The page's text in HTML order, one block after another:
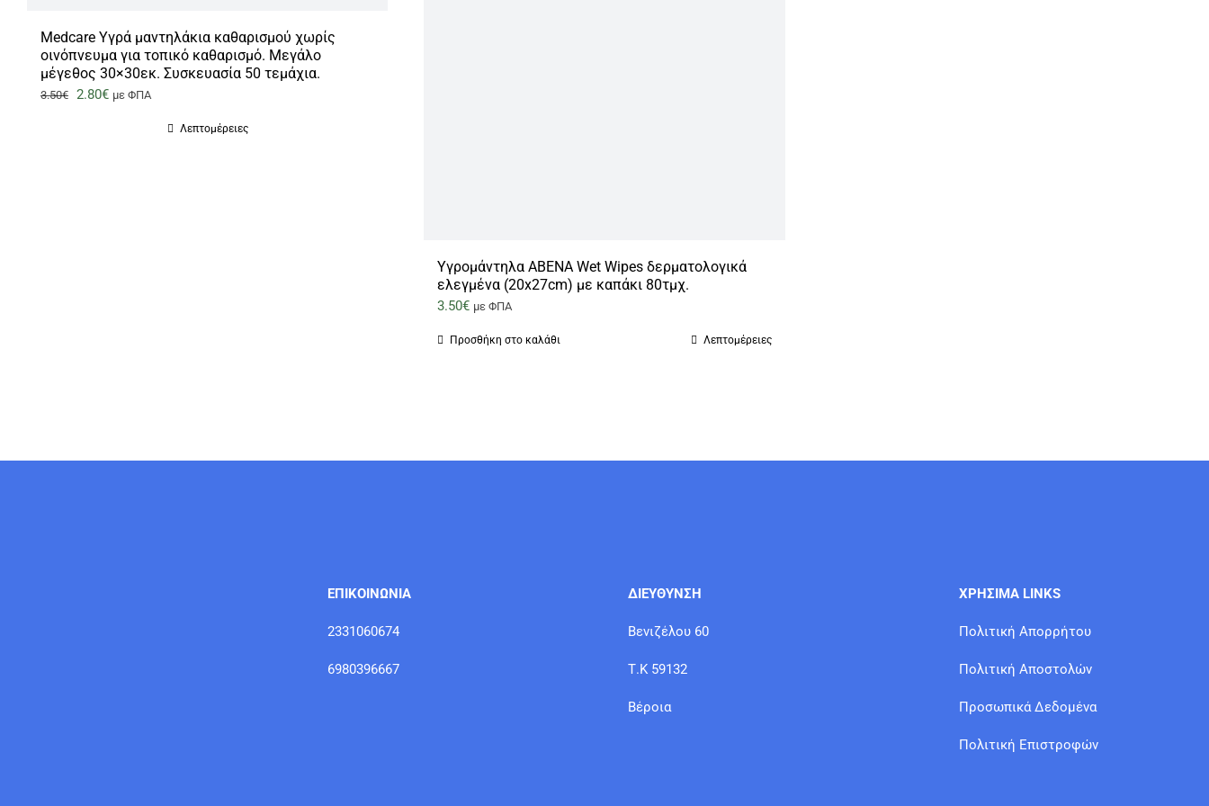
Medcare Υγρά μαντηλάκια καθαρισμού χωρίς
οινόπνευμα για τοπικό καθαρισμό. Μεγάλο
μέγεθος 30×30εκ. Συσκευασία 50 τεμάχια.
3.50€ Original
2.80€Ημε ΦΠΑ
Λεπτομέρειες
Υγρομάντηλα ABENA Wet Wipes δερματολογικά
ελεγμένα (20x27cm) με καπάκι 80τμχ.
3.50€ με ΦΠΑ
Προσθήκη στο καλάθι Λεπτομέρειες
ΕΠΙΚΟΙΝΩΝΙΑ
2331060674
6980396667
ΔΙΕΥΘΥΝΣΗ
Βενιζέλου 60
Τ.Κ 59132
Βέροια
ΧΡΗΣΙΜΑ LINKS
Πολιτική Απορρήτου
Πολιτική Αποστολών
Προσωπικά Δεδομένα
Πολιτική Επιστροφών